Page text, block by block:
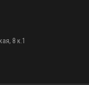
8 к.1